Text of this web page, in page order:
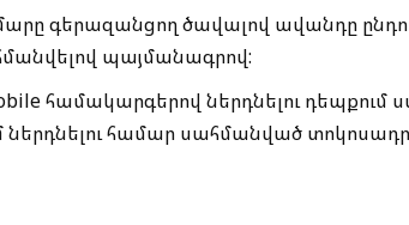
գերազանցող ծավալով ավանդը
պայմանագրով:
համակարգերով ներդնելու դեպքում
ներդնելու համար սահմանված